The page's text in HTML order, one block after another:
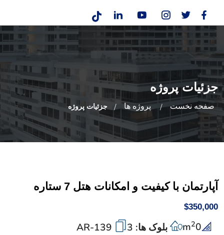
جزئیات پروژه
صفحه نخست پروژه ها جزئیات پروژه
آپارتمان با کیفیت و امکانات هتل 7 ستاره
$350,000
0
m2 بلوک ها: 3